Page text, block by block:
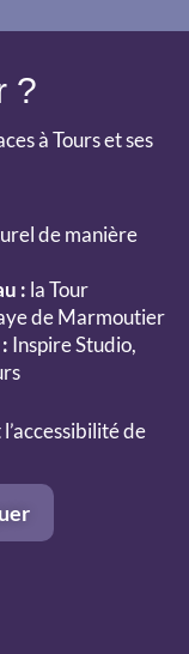
?
à Tours et ses
de manière
: la Tour
de Marmoutier
Inspire Studio,
de